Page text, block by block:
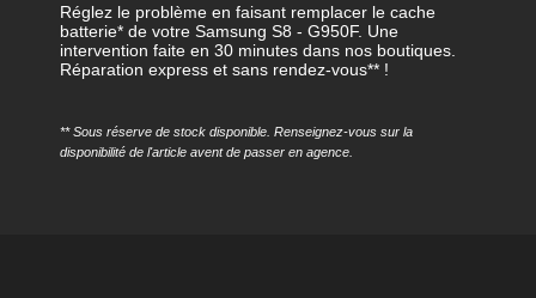
Réglez le problème en faisant remplacer le cache
batterie* de votre Samsung S8 - G950F. Une
intervention faite en 30 minutes dans nos boutiques.
Réparation express et sans rendez-vous** !
** Sous réserve de stock disponible. Renseignez-vous sur la
disponibilité de l'article avent de passer en agence.